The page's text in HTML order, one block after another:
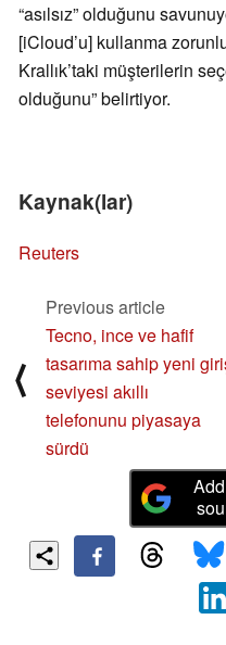
“asılsız” olduğunu
[iCloud’u] kullanma
Krallık’taki müşterilerin
olduğunu” belirtiyor.
Kaynak(lar)
Reuters
⟨
Previous article
Tecno, ince ve hafif
tasarıma sahip yeni
seviyesi akıllı
telefonunu piyasaya
sürdü